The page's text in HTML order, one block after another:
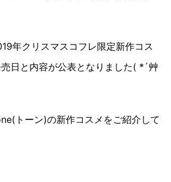
年クリスマスコフレ限定新作コス
日と内容が公表となりました( *´艸
トーン)の新作コスメをご紹介して